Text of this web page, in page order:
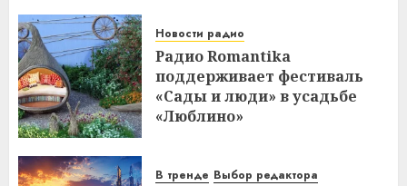
Новости радио
Радио Romantika
поддерживает фестиваль
«Сады и люди» в усадьбе
«Люблино»
В тренде Выбор редактора